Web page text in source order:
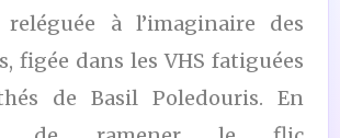
à l’imaginaire des
figée dans les VHS fatiguées
de Basil Poledouris. En